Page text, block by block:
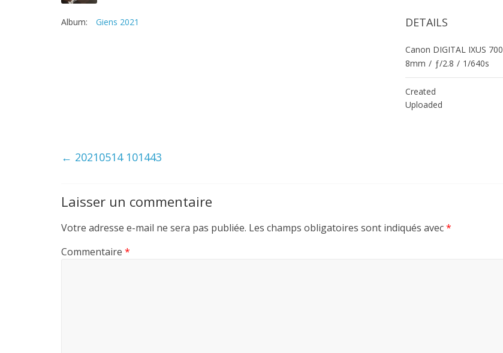
Album: Giens 2021 DETAILS
Canon DIGITAL IXUS 700
8mm / ƒ/2.8 / 1/640s
Created
Uploaded
← 20210514 101443
Laisser un commentaire
Votre adresse e-mail ne sera pas publiée. Les champs obligatoires sont indiqués avec*
Commentaire *